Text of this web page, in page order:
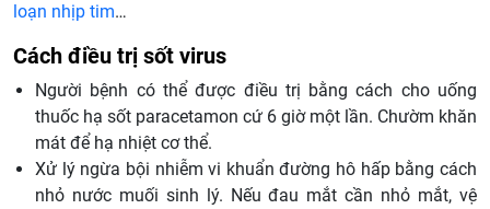
loạn nhịp tim…
Cách điều trị sốt virus
Người bệnh có thể được điều trị bằng cách cho uống
thuốc hạ sốt paracetamon cứ 6 giờ một lần. Chườm khăn
mát để hạ nhiệt cơ thể.
Xử lý ngừa bội nhiễm vi khuẩn đường hô hấp bằng cách
nhỏ nước muối sinh lý. Nếu đau mắt cần nhỏ mắt, vệ